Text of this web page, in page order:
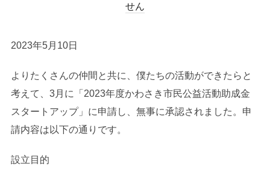
せん
2023年5月10日
よりたくさんの仲間と共に、僕たちの活動ができたらと
考えて、3月に「2023年度かわさき市民公益活動助成金
スタートアップ」に申請し、無事に承認されました。申
請内容は以下の通りです。
設立目的